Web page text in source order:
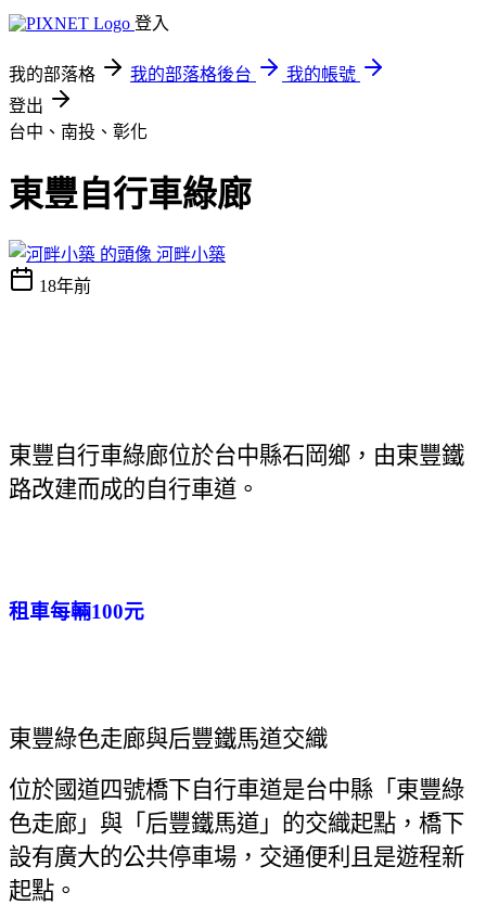
登入
我的部落格 我的部落格後台
我的帳號
登出
台中、南投、彰化
東豐自行車綠廊
河畔小築
18年前
東豐自行車綠廊位於台中縣石岡鄉，由東豐鐵
路改建而成的自行車道。
租車每輛100元
東豐綠色走廊與后豐鐵馬道交織
位於國道四號橋下自行車道是台中縣「東豐綠
色走廊」與「后豐鐵馬道」的交織起點，橋下
設有廣大的公共停車場，交通便利且是遊程新
起點。